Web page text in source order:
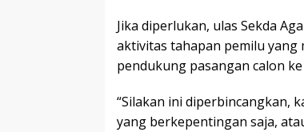
Jika diperlukan, ulas Sekda
aktivitas tahapan pemilu
pendukung pasangan calon
“Silakan ini diperbincangkan,
yang berkepentingan saja,